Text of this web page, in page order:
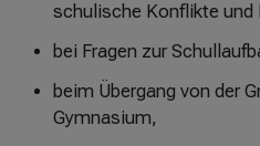
schulische Konflikte und
bei Fragen zur
beim Übergang von der
Gymnasium,